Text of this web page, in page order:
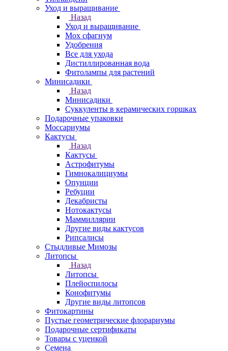
Уход и выращивание
Назад
Уход и выращивание
Мох сфагнум
Удобрения
Все для ухода
Дистиллированная вода
Фитолампы для растений
Минисадики
Назад
Минисадики
Суккуленты в керамических горшках
Подарочные упаковки
Моссариумы
Кактусы
Назад
Кактусы
Астрофитумы
Гимнокалициумы
Опунции
Ребуции
Декабристы
Нотокактусы
Маммиллярии
Другие виды кактусов
Рипсалисы
Стыдливые Мимозы
Литопсы
Назад
Литопсы
Плейоспилосы
Конофитумы
Другие виды литопсов
Фитокартины
Пустые геометрические флорариумы
Подарочные сертификаты
Товары с уценкой
Семена